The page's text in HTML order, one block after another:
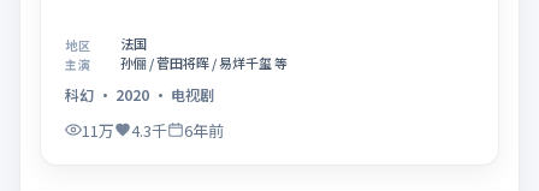
地区 法国
主演 孙俪 / 菅田将晖 / 易烊千玺 等
科幻 · 2020 · 电视剧
11万 4.3千 6年前